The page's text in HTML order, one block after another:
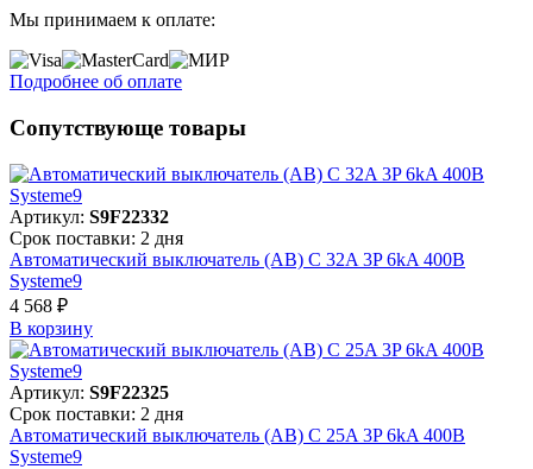
Мы принимаем к оплате:
Подробнее об оплате
Сопутствующе товары
Артикул: S9F22332
Срок поставки: 2 дня
Автоматический выключатель (АВ) C 32A 3P 6kA 400В
Systeme9
4 568 ₽
В корзинy
Артикул: S9F22325
Срок поставки: 2 дня
Автоматический выключатель (АВ) C 25A 3P 6kA 400В
Systeme9